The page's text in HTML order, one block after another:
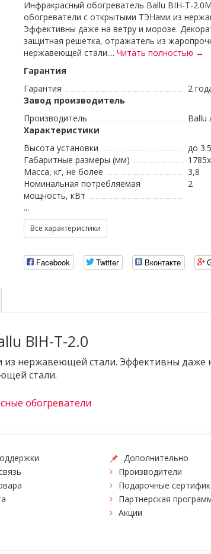
Инфракрасный обогреватель Ballu BIH-T-
обогреватели с открытыми ТЭНами из
Эффективны даже на ветру и морозе.
защитная решетка, отражатель из
нержавеющей стали.... Читать полностью →
Гарантия
Гарантия
2
Завод производитель
Производитель
Ballu
Характеристики
Высота установки
до
Габаритные размеры (мм)
Масса, кг, не более
3,8
Номинальная потребляемая
мощность, кВт
2
...
Все характеристики
Facebook Twitter Вконтакте
BIH-T-2.0
нержавеющей стали. Эффективны даже
стали.
обогреватели
Дополнительно
Производители
Подарочные
Партнерская
Акции